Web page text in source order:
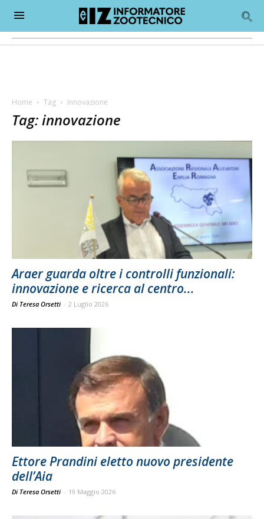
Home Tag Innovazione
Tag: innovazione
Araer guarda oltre i controlli funzionali:
innovazione e ricerca al centro...
Di Teresa Orsetti - 2 Luglio 2026
Ettore Prandini eletto nuovo presidente
dell’Aia
Di Teresa Orsetti - 19 Maggio 2026